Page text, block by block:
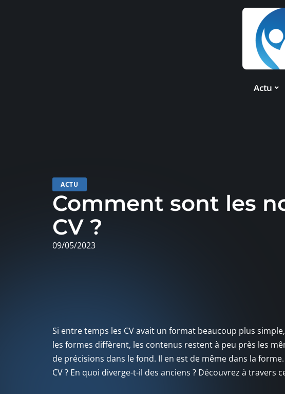
Actu
ACTU
Comment sont les
CV ?
09/05/2023
Si entre temps les CV avait un format beaucoup plus
les formes diffèrent, les contenus restent à peu près les
de précisions dans le fond. Il en est de même dans la
CV ? En quoi diverge-t-il des anciens ? Découvrez à